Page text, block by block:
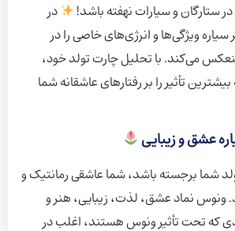
ستارگان و سیارات نهفته باشد!
در
ویژگی‌ها و انرژی‌های خاصی را در
می‌کند. با تحلیل چارت تولد خود،
تأثیر را بر رفتارهای عاشقانه شما
عشق و زیبایی
شما برجسته باشد، شما عاشقی رمانتیک و
نماد عشق، لذت، زیبایی، هنر و
که تحت تأثیر ونوس هستند، اغلب در